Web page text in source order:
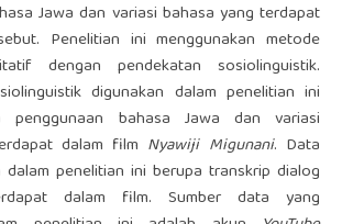
Jawa dan variasi bahasa yang terdapat
Penelitian ini menggunakan metode
dengan pendekatan sosiolinguistik.
digunakan dalam penelitian ini
penggunaan bahasa Jawa dan variasi
dalam film Nyawiji Migunani. Data
dalam penelitian ini berupa transkrip dialog
dalam film. Sumber data yang